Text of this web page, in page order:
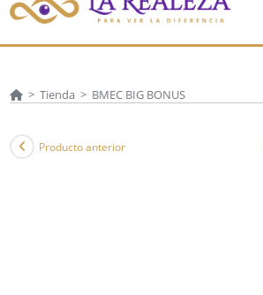
> Tienda > BMEC BIG BONUS
Producto anterior